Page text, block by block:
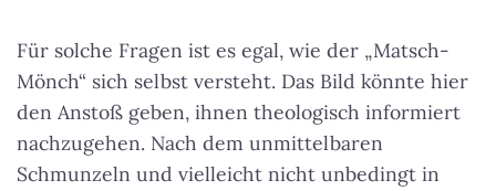
Für solche Fragen ist es egal, wie der „Matsch-
Mönch“ sich selbst versteht. Das Bild könnte hier
den Anstoß geben, ihnen theologisch informiert
nachzugehen. Nach dem unmittelbaren
Schmunzeln und vielleicht nicht unbedingt in